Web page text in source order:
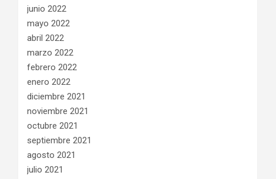
junio 2022
mayo 2022
abril 2022
marzo 2022
febrero 2022
enero 2022
diciembre 2021
noviembre 2021
octubre 2021
septiembre 2021
agosto 2021
julio 2021